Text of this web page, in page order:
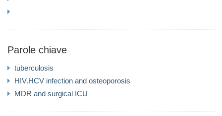
Parole chiave
tuberculosis
HIV.HCV infection and osteoporosis
MDR and surgical ICU